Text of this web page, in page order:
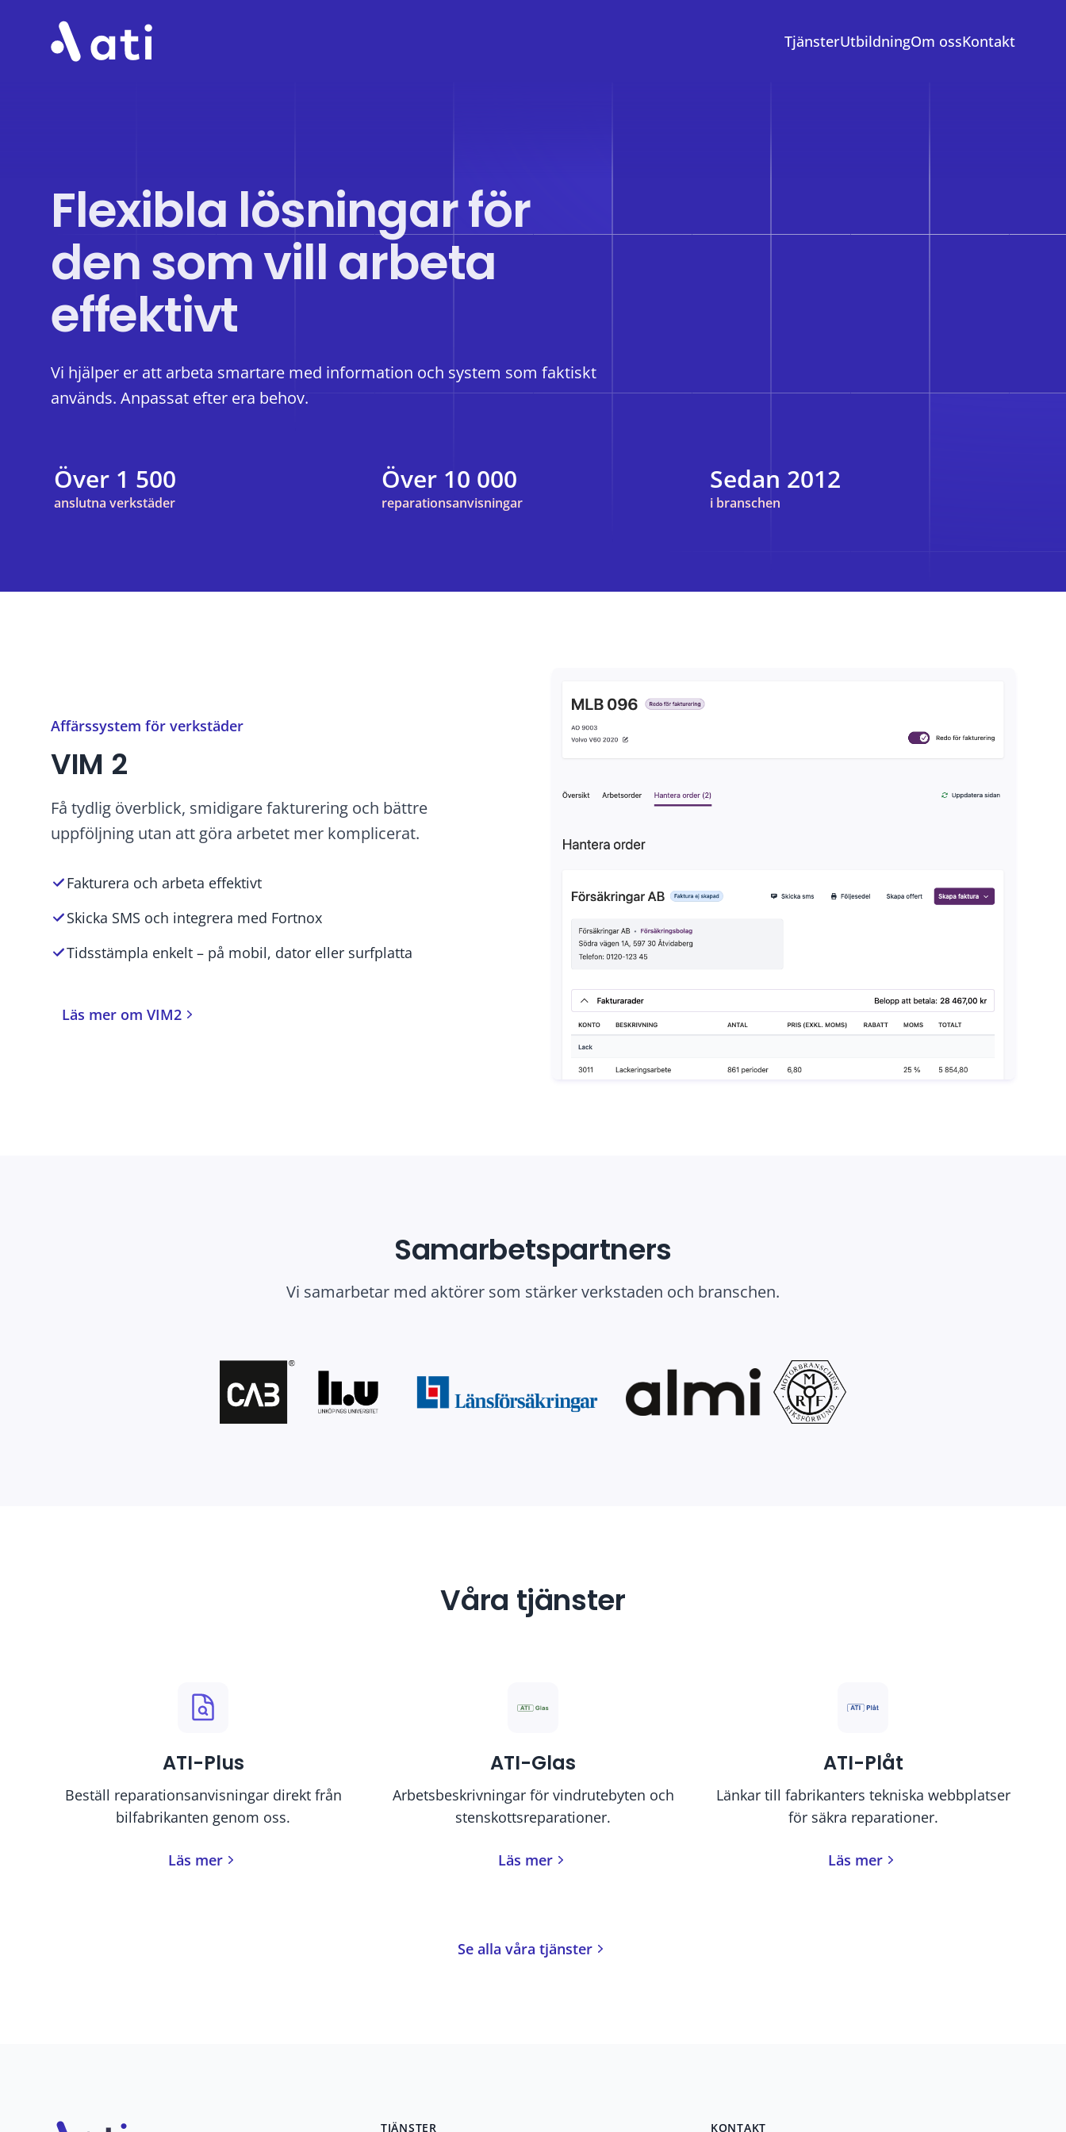
ATI
TjänsterUtbildningOm ossKontakt
Flexibla lösningar för
den som vill arbeta
effektivt
Vi hjälper er att arbeta smartare med information och system som faktiskt
används. Anpassat efter era behov.
Över 1 500
anslutna verkstäder
Över 10 000
reparationsanvisningar
Sedan 2012
i branschen
Affärssystem för verkstäder
VIM 2
Få tydlig överblick, smidigare fakturering och bättre
uppföljning utan att göra arbetet mer komplicerat.
Fakturera och arbeta effektivt
Skicka SMS och integrera med Fortnox
Tidsstämpla enkelt – på mobil, dator eller surfplatta
Läs mer om VIM2
Samarbetspartners
Vi samarbetar med aktörer som stärker verkstaden och branschen.
Våra tjänster
ATI-Plus
Beställ reparationsanvisningar direkt från
bilfabrikanten genom oss.
Läs mer
ATI-Glas
Arbetsbeskrivningar för vindrutebyten och
stenskottsreparationer.
Läs mer
ATI-Plåt
Länkar till fabrikanters tekniska webbplatser
för säkra reparationer.
Läs mer
Se alla våra tjänster
TJÄNSTER KONTAKT